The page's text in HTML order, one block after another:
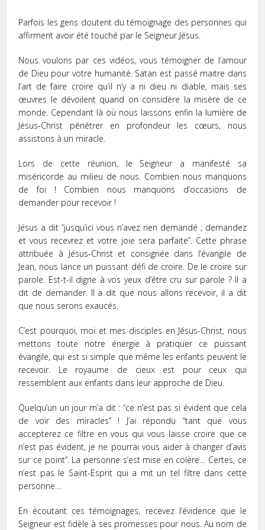
Parfois les gens doutent du témoignage des personnes qui
affirment avoir été touché par le Seigneur Jésus.
Nous voulons par ces vidéos, vous témoigner de l’amour
de Dieu pour votre humanité. Satan est passé maitre dans
l’art de faire croire qu’il n’y a ni dieu ni diable, mais ses
œuvres le dévoilent quand on considère la misère de ce
monde. Cependant là où nous laissons enfin la lumière de
Jésus-Christ pénétrer en profondeur les cœurs, nous
assistons à un miracle.
Lors de cette réunion, le Seigneur a manifesté sa
miséricorde au milieu de nous. Combien nous manquons
de foi ! Combien nous manquons d’occasions de
demander pour recevoir !
Jésus a dit “jusqu’ici vous n’avez rien demandé ; demandez
et vous recevrez et votre joie sera parfaite”. Cette phrase
attribuée à Jésus-Christ et consignée dans l’évangile de
Jean, nous lance un puissant défi de croire. De le croire sur
parole. Est-t-il digne à vos yeux d’être cru sur parole ? Il a
dit de demander. Il a dit que nous allons recevoir, il a dit
que nous serons exaucés.
C’est pourquoi, moi et mes disciples en Jésus-Christ, nous
mettons toute notre énergie à pratiquer ce puissant
évangile, qui est si simple que même les enfants peuvent le
recevoir. Le royaume de cieux est pour ceux qui
ressemblent aux enfants dans leur approche de Dieu.
Quelqu’un un jour m’a dit : “ce n’est pas si évident que cela
de voir des miracles” ! J’ai répondu “tant que vous
accepterez ce filtre en vous qui vous laisse croire que ce
n’est pas évident, je ne pourrai vous aider à changer d’avis
sur ce point”. La personne s’est mise en colère… Certes, ce
n’est pas le Saint-Esprit qui a mit un tel filtre dans cette
personne…
En écoutant ces témoignages, recevez l’évidence que le
Seigneur est fidèle à ses promesses pour nous. Au nom de